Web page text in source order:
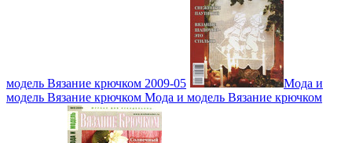
модель Вязание крючком 2009-05
Мода и
модель Вязание крючком Мода и модель Вязание крючком